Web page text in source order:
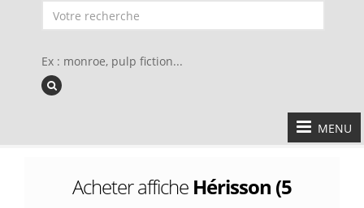
Ex : monroe, pulp fiction...
MENU
Acheter affiche Hérisson (5